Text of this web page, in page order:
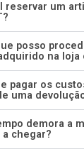
reservar um
posso
na loja
pagar os
uma
demora a
chegar?